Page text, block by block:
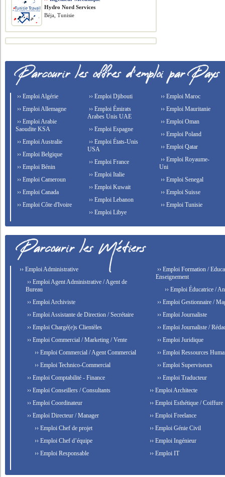
Hydro Nord Services
Béja, Tunisie
›› Emploi Algérie
›› Emploi Allemagne
›› Emploi Arabie
Saoudite KSA
›› Emploi Australie
›› Emploi Belgique
›› Emploi Bénin
›› Emploi Cameroun
›› Emploi Canada
›› Emploi Côte d'Ivoire
›› Emploi Djibouti
›› Emploi Émirats
Arabes Unis UAE
›› Emploi Espagne
›› Emploi États-Unis
USA
›› Emploi France
›› Emploi Italie
›› Emploi Kuwait
›› Emploi Lebanon
›› Emploi Libye
›› Emploi Maroc
›› Emploi Mauritanie
›› Emploi Oman
›› Emploi Poland
›› Emploi Qatar
›› Emploi Royaume-
Uni
›› Emploi Senegal
›› Emploi Suisse
›› Emploi Tunisie
›› Emploi Administrative
›› Emploi Agent Administrative / Agent de
Bureau
›› Emploi Archiviste
›› Emploi Assistante de Direction / Secrétaire
›› Emploi Chargé(e)s Clientèles
›› Emploi Commercial / Marketing / Vente
›› Emploi Commercial / Agent Commercial
›› Emploi Technico-Commercial
›› Emploi Comptabilité - Finance
›› Emploi Conseillers / Consultants
›› Emploi Coordinateur
›› Emploi Directeur / Manager
›› Emploi Chef de projet
›› Emploi Chef d’équipe
›› Emploi Responsable
›› Emploi Formation /
Enseignement
›› Emploi Éducatrice /
›› Emploi Gestionnaire /
›› Emploi Journaliste
›› Emploi Journaliste /
›› Emploi Juridique
›› Emploi Ressources
›› Emploi Superviseurs
›› Emploi Traducteur
›› Emploi Architecte
›› Emploi Esthétique / Coiffure
›› Emploi Freelance
›› Emploi Génie Civil
›› Emploi Ingénieur
›› Emploi IT